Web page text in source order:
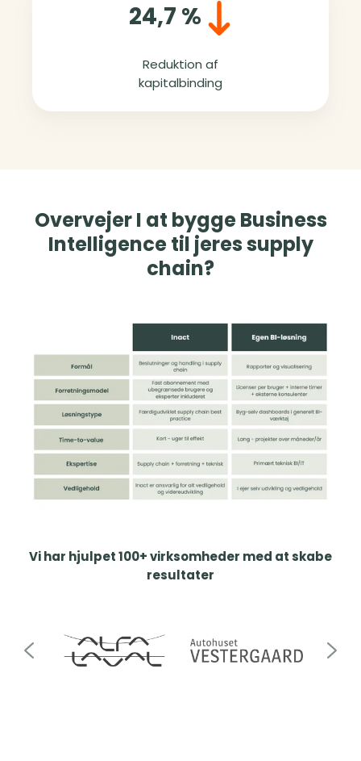
24,7 %
Reduktion af
kapitalbinding
Overvejer I at bygge Business
Intelligence til jeres supply
chain?
Vi har hjulpet 100+ virksomheder med at skabe
resultater